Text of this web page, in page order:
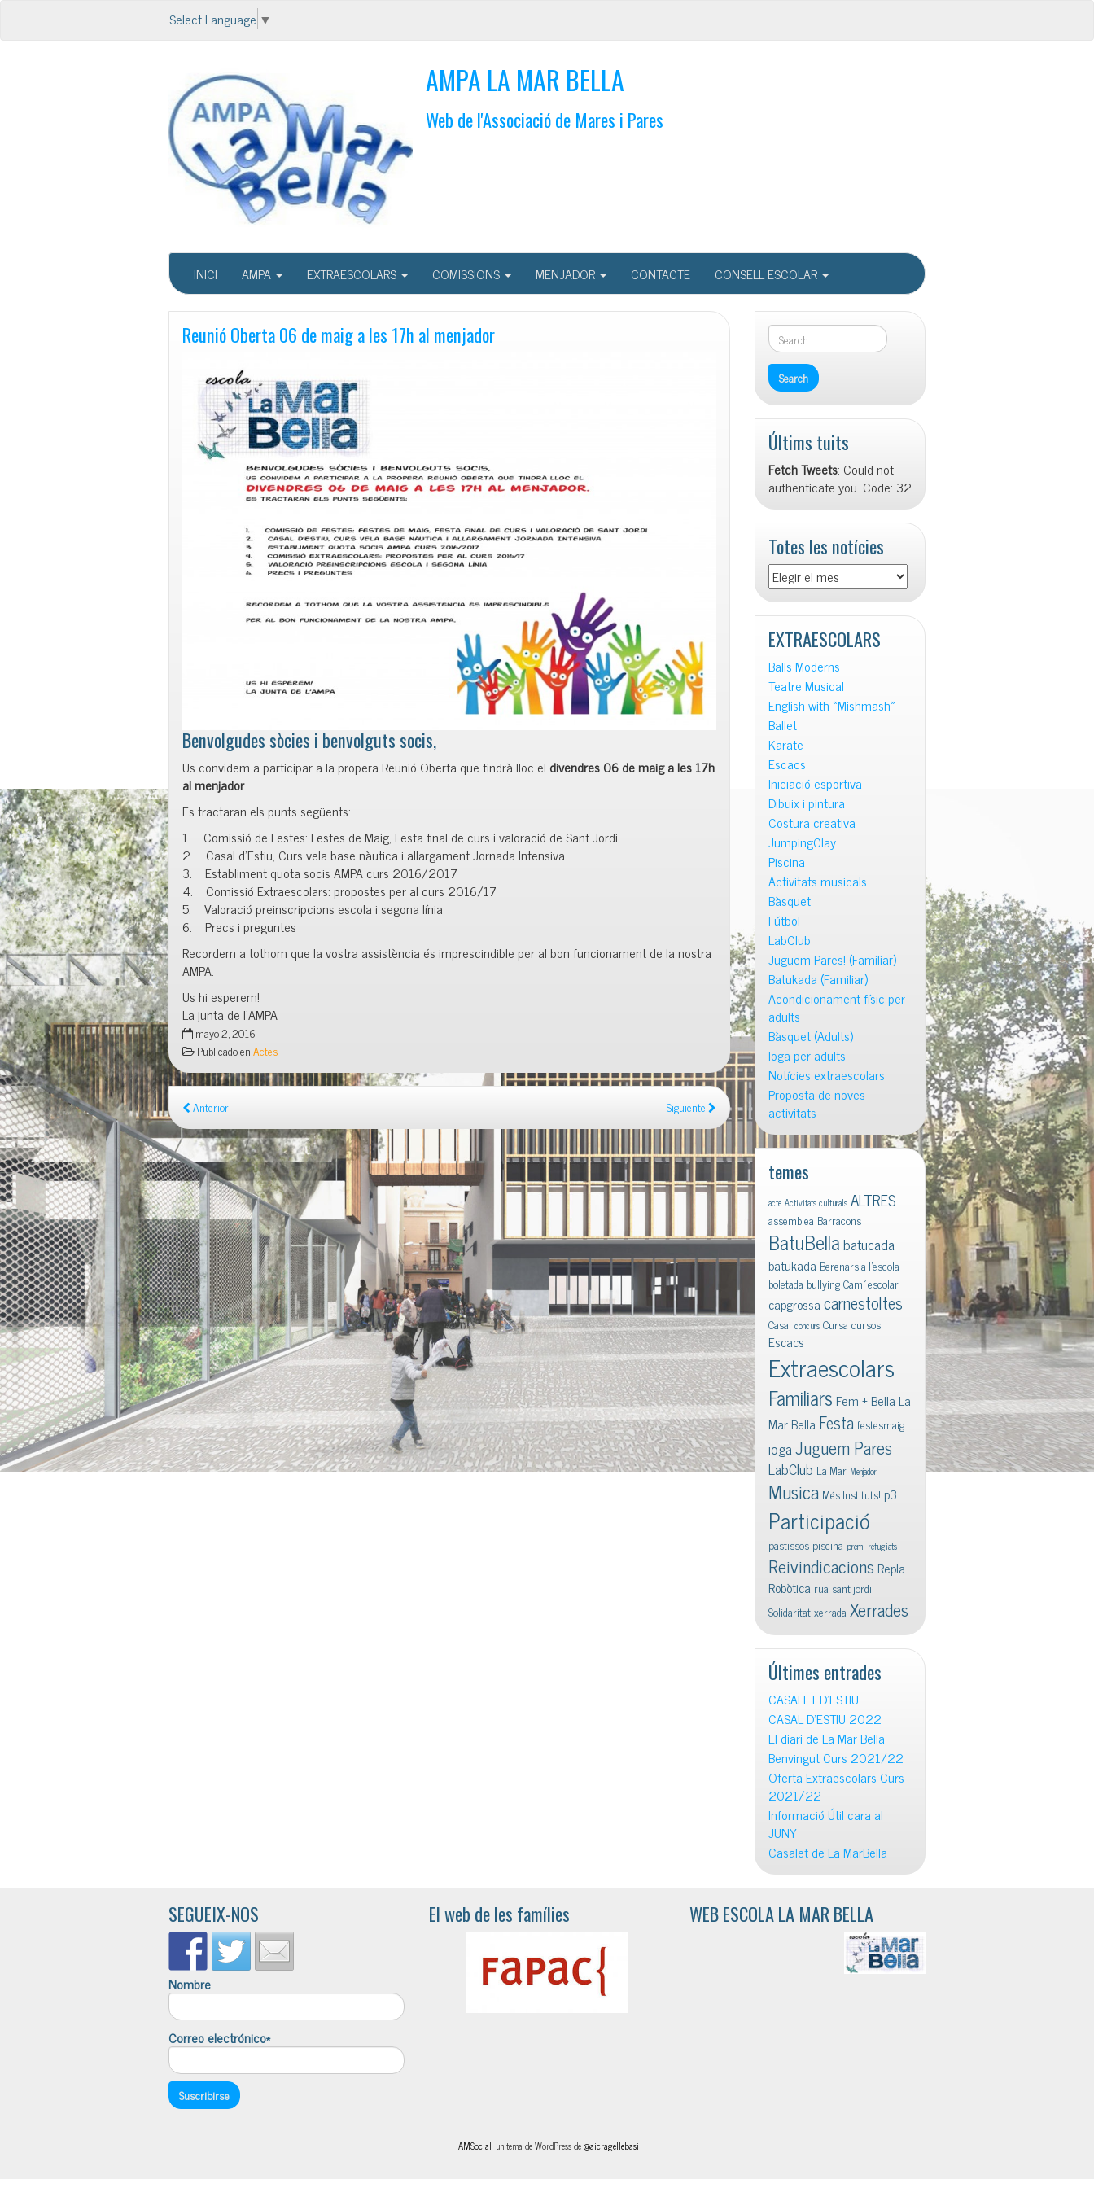
Select Language ▼
AMPA LA MAR BELLA
Web de l'Associació de Mares i Pares
INICI AMPA EXTRAESCOLARS COMISSIONS MENJADOR CONTACTE CONSELL ESCOLAR
Reunió Oberta 06 de maig a les 17h al menjador
Benvolgudes sòcies i benvolguts socis,
Us convidem a participar a la propera Reunió Oberta que tindrà lloc el divendres06 de maig a les 17h
al menjador.
Es tractaran els punts següents:
1. Comissió de Festes: Festes de Maig, Festa final de curs i valoració de Sant Jordi
2. Casal d’Estiu, Curs vela base nàutica i allargament Jornada Intensiva
3. Establiment quota socis AMPA curs 2016/2017
4. Comissió Extraescolars: propostes per al curs 2016/17
5. Valoració preinscripcions escola i segona línia
6. Precs i preguntes
Recordem a tothom que la vostra assistència és imprescindible per al bon funcionament de la nostra
AMPA.
Us hi esperem!
La junta de l’AMPA
mayo 2, 2016
Publicado enActes
Anterior Siguiente
Últims tuits
Fetch Tweets: Could not
authenticate you. Code: 32
Totes les notícies
Totes
les
notícies
EXTRAESCOLARS
Balls Moderns
Teatre Musical
English with «Mishmash»
Ballet
Karate
Escacs
Iniciació esportiva
Dibuix i pintura
Costura creativa
JumpingClay
Piscina
Activitats musicals
Bàsquet
Fútbol
LabClub
Juguem Pares! (Familiar)
Batukada (Familiar)
Acondicionament físic per
adults
Bàsquet (Adults)
Ioga per adults
Notícies extraescolars
Proposta de noves
activitats
temes
acte Activitats culturals ALTRES
assemblea Barracons
BatuBellabatucada
batukada Berenars a l'escola
boletada bullyingCamí escolar
capgrossacarnestoltes
Casal concurs Cursa cursos
Escacs
Extraescolars
Familiars Fem + Bella La
Mar Bella Festafestesmaig
iogaJuguem Pares
LabClub La Mar Menjador
Musica Més Instituts! p3
Participació
pastissos piscina premi refugiats
Reivindicacions Repla
Robòtica rua sant jordi
Solidaritatxerrada Xerrades
Últimes entrades
CASALET D’ESTIU
CASAL D’ESTIU 2022
El diari de La Mar Bella
Benvingut Curs 2021/22
Oferta Extraescolars Curs
2021/22
Informació Útil cara al
JUNY
Casalet de La MarBella
SEGUEIX-NOS
Nombre
Correo electrónico*
El web de les famílies WEB ESCOLA LA MAR BELLA
IAMSocial, un tema de WordPress de@aicragellebasi